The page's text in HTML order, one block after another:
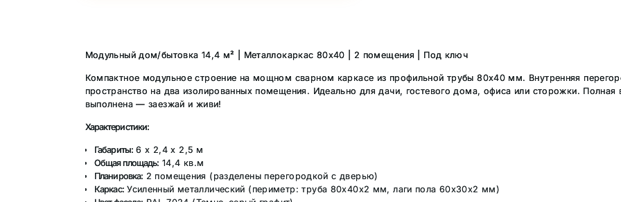
Модульный дом/бытовка 14,4 м² | Металлокаркас 80х40 | 2 помещения | Под ключ
Компактное модульное строение на мощном сварном каркасе из профильной трубы 80х40 мм. Внутренняя
пространство на два изолированных помещения. Идеально для дачи, гостевого дома, офиса или сторожки.
выполнена — заезжай и живи!
Характеристики:
Габариты: 6 х 2,4 х 2,5 м
Общая площадь: 14,4 кв.м
Планировка: 2 помещения (разделены перегородкой с дверью)
Каркас:Усиленный металлический (периметр: труба 80х40х2 мм, лаги пола 60х30х2 мм)